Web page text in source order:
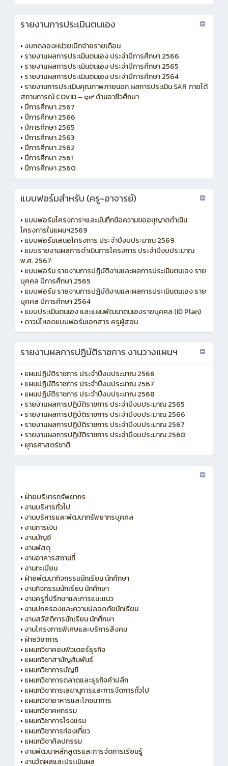
รายงานการประเมินตนเอง
•งบทดลองหน่วยเบิกจ่ายรายเดือน
• รายงานผลการประเมินตนเอง ประจำปีการศึกษา 2566
• รายงานผลการประเมินตนเอง ประจำปีการศึกษา 2565
• รายงานผลการประเมินตนเอง ประจำปีการศึกษา 2564
• รายงานการประเมินคุณภาพภายนอก ผลการประเมิน SAR ภายใต้
สถานการณ์ COVID – ๑๙ ด้านอาชีวศึกษา
• ปีการศึกษา 2567
• ปีการศึกษา 2566
• ปีการศึกษา 2565
• ปีการศึกษา 2563
• ปีการศึกษา 2562
• ปีการศึกษา 2561
• ปีการศึกษา 2560
แบบฟอร์มสำหรับ (ครู-อาจารย์)
• แบบฟอร์มโครงการฯและบันทึกข้อความขออนุญาตดำเนิน
โครงการในแผนฯ2569
• แบบฟอร์มเสนอโครงการ ประจำปีงบประมาณ 2569
• แบบรายงานผลการดำเนินการโครงการ ประจำปีงบประมาณ
พ.ศ. 2567
• แบบฟอร์ม รายงานการปฏิบัติงานและผลการประเมินตนเอง ราย
บุคคล ปีการศึกษา 2565
• แบบฟอร์ม รายงานการปฏิบัติงานและผลการประเมินตนเอง ราย
บุคคล ปีการศึกษา 2564
• แบบประเมินตนเอง และแผนพัฒนาตนเองรายบุคคล (ID Plan)
• ดาวน์โหลดแบบฟอร์มเอกสาร ครูผู้สอน
รายงานผลการปฎิบัติราชการ งานวางแผนฯ
• แผนปฏิบัติราชการ ประจำปีงบประมาณ 2566
• แผนปฏิบัติราชการ ประจำปีงบประมาณ 2567
• แผนปฏิบัติราชการ ประจำปีงบประมาณ 2568
• รายงานผลการปฏิบัติราชการ ประจำปีงบประมาณ 2565
• รายงานผลการปฏิบัติราชการ ประจำปีงบประมาณ 2566
• รายงานผลการปฏิบัติราชการ ประจำปีงบประมาณ 2567
• รายงานผลการปฏิบัติราชการ ประจำปีงบประมาณ 2568
• ยุทธศาสตร์ชาติ
• ฝ่ายบริหารทรัพยากร
•งานบริหารทั่วไป
•งานบริหารและพัฒนาทรัพยากรบุคคล
•งานการเงิน
•งานบัญชี
•งานพัสดุ
•งานอาคารสถานที่
•งานทะเบียน
• ฝ่ายพัฒนากิจกรรมนักเรียน นักศึกษา
•งานกิจกรรมนักเรียน นักศึกษา
•งานครูที่ปรึกษาและการแนะแนว
•งานปกครองและความปลอดภัยนักเรียน
•งานสวัสดิการนักเรียน นักศึกษา
•งานโครงการพิเศษและบริการสังคม
• ฝ่ายวิชาการ
• แผนกวิชาคอมพิวเตอร์ธุรกิจ
• แผนกวิชาสามัญสัมพันธ์
• แผนกวิชาการบัญชี
• แผนกวิชาการตลาดและธุรกิจค้าปลีก
• แผนกวิชาการเลขานุการและการจัดการทั่วไป
• แผนกวิชาอาหารและโภชนาการ
• แผนกวิชาคหกรรม
• แผนกวิชาการโรงแรม
• แผนกวิชาการท่องเที่ยว
• แผนกวิชาศิลปกรรม
•งานพัฒนาหลักสูตรและการจัดการเรียนรู้
•งานวัดผลและประเมินผล